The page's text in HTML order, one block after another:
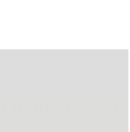
moment si us